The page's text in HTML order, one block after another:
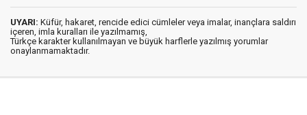
UYARI: Küfür, hakaret, rencide edici cümleler veya imalar, inançlara saldırı
içeren, imla kuralları ile yazılmamış,
Türkçe karakter kullanılmayan ve büyük harflerle yazılmış yorumlar
onaylanmamaktadır.